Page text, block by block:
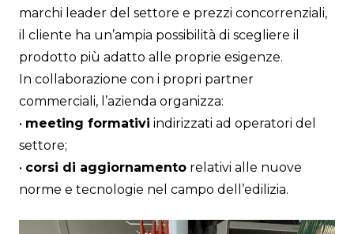
marchi leader del settore e prezzi concorrenziali,
il cliente ha un’ampia possibilità di scegliere il
prodotto più adatto alle proprie esigenze.
In collaborazione con i propri partner
commerciali, l’azienda organizza:
• meeting formativi indirizzati ad operatori del
settore;
• corsi di aggiornamento relativi alle nuove
norme e tecnologie nel campo dell’edilizia.